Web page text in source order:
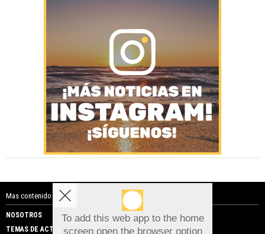
Mas contenido de Costa Blanca Noticias:
NOSOTROS
PUBLICIDAD
TEMAS DE ACTUALIDAD
To add this web app to the home
screen open the browser option